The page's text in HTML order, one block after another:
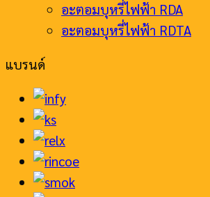
อะตอมบุหรี่ไฟฟ้า RDA
อะตอมบุหรี่ไฟฟ้า RDTA
แบรนด์